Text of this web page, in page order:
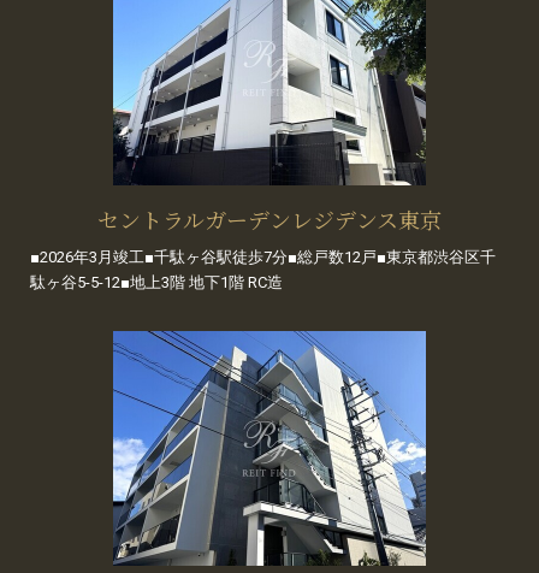
セントラルガーデンレジデンス東京
■2026年3月竣工■千駄ヶ谷駅徒歩7分■総戸数12戸■東京都渋谷区千
駄ヶ谷5-5-12■地上3階 地下1階 RC造